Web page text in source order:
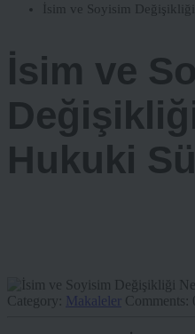
İsim ve Soyisim
İsim ve
Hukuki
Category: Makaleler Comments: